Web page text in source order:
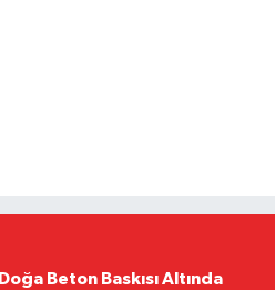
Doğa Beton Baskısı Altında